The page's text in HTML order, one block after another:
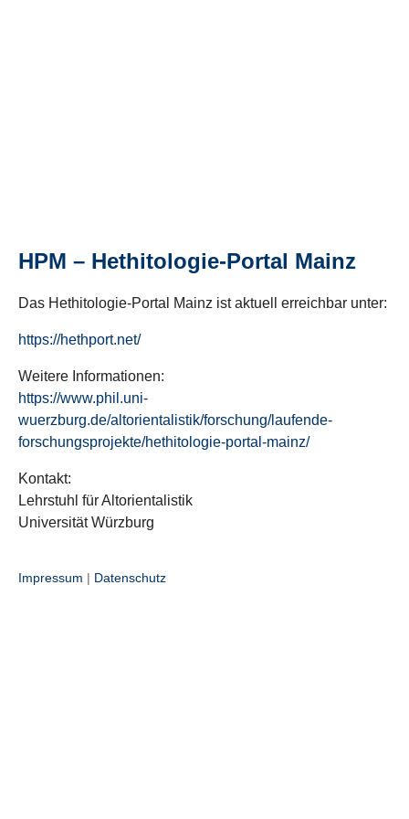
HPM – Hethitologie-Portal Mainz
Das Hethitologie-Portal Mainz ist aktuell erreichbar unter:
https://hethport.net/
Weitere Informationen:
https://www.phil.uni-
wuerzburg.de/altorientalistik/forschung/laufende-
forschungsprojekte/hethitologie-portal-mainz/
Kontakt:
Lehrstuhl für Altorientalistik
Universität Würzburg
Impressum | Datenschutz